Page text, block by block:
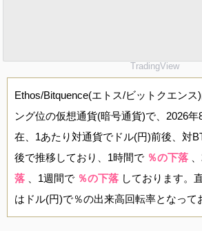
TradingView
Ethos/Bitquence(エトス/ビットクエン
ング位の仮想通貨(暗号通貨)で、2026年
在、1あたり対通貨でドル(円)前後、対
後で推移しており、1時間で ％の下落
落
、1週間で ％の下落 しております。
はドル(円)で％の出来高回転率となって